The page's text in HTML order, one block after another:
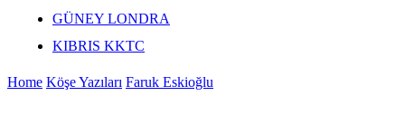
GÜNEY LONDRA
KIBRIS KKTC
Home Köşe Yazıları Faruk Eskioğlu